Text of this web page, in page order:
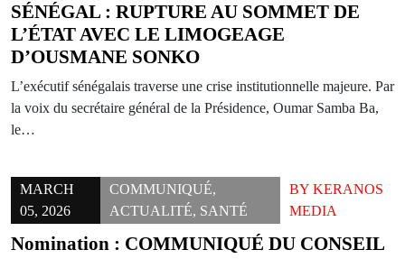
SÉNÉGAL : RUPTURE AU SOMMET DE
L’ÉTAT AVEC LE LIMOGEAGE
D’OUSMANE SONKO
L’exécutif sénégalais traverse une crise institutionnelle majeure. Par
la voix du secrétaire général de la Présidence, Oumar Samba Ba,
le…
MARCH
05, 2026
COMMUNIQUÉ,
ACTUALITÉ, SANTÉ
BYKERANOS
MEDIA
Nomination : COMMUNIQUÉ DU CONSEIL